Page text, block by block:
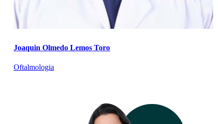
Joaquin Olmedo Lemos Toro
Oftalmologia